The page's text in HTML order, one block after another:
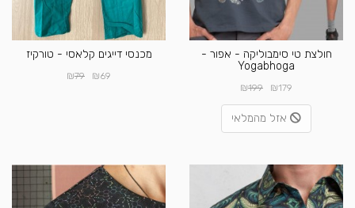
חולצת טי סימבוליקה - אפור -
Yogabhoga
₪179
₪199
אזל מהמלאי
מכנסי דייגים קלאסי - טורקיז
₪69
₪79